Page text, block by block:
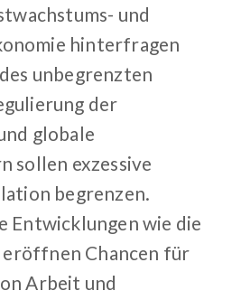
und
hinterfragen
unbegrenzten
der
globale
sollen exzessive
begrenzen.
Entwicklungen wie die
Chancen für
Arbeit und